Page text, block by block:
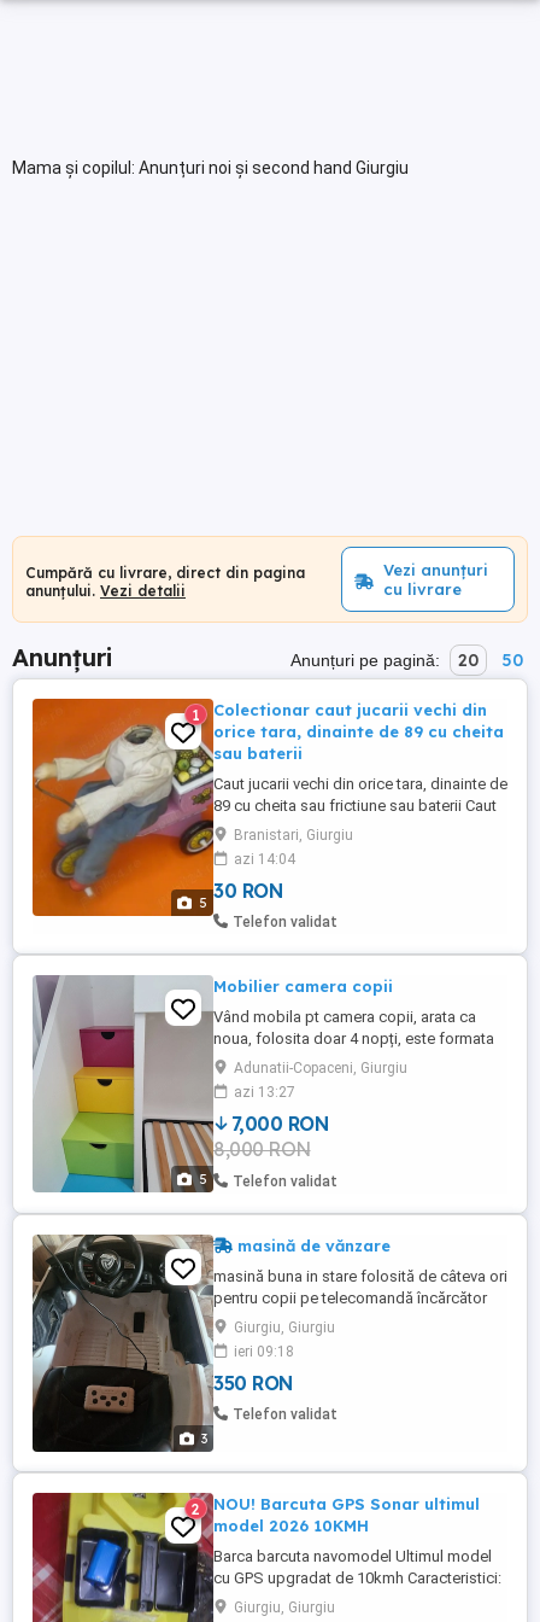
Mama și copilul: Anunțuri noi și second hand Giurgiu
Cumpără cu livrare, direct din pagina
anunțului. Vezi detalii
Vezi anunțuri
cu livrare
Anunțuri Anunțuri pe pagină: 20 50
5
1
Colectionar caut jucarii vechi din
orice tara, dinainte de 89 cu cheita
sau baterii
Caut jucarii vechi din orice tara, dinainte de
89 cu cheita sau frictiune sau baterii Caut
si jucarii vechi cu defecte pentru reparat
Daca au si cutiile la ele, cu atat mai bine
Faceti poze cat mai clare si detaliate,
detalii despre starea lor de functionare, de
la defecte si pretul solicitat Multumesc ...
Branistari, Giurgiu
azi 14:04
30 RON
Telefon validat
5
Mobilier camera copii
Vând mobila pt camera copii, arata ca
noua, folosita doar 4 nopți, este formata
din dressing foarte mare (lățime 240cm
înălțime 230cm), mini biblioteca compusă
din cuburi cu sertare pt depozitare și
polițe, pat supraetajat ( doua zone de
dormit) cu scara formata din cuburi
prevazute cu sertare pt depozitare ...
Adunatii-Copaceni, Giurgiu
azi 13:27
7,000 RON
8,000 RON
Telefon validat
3
masină de vănzare
masină buna in stare folosită de câteva ori
pentru copii pe telecomandă încărcător
etc...Giurgiu, Giurgiu
ieri 09:18
350 RON
Telefon validat
2
NOU! Barcuta GPS Sonar ultimul
model 2026 10KMH
Barca barcuta navomodel Ultimul model
cu GPS upgradat de 10kmh Caracteristici:
Funcția GPS ajută la setarea a 40
Giurgiu, Giurgiu